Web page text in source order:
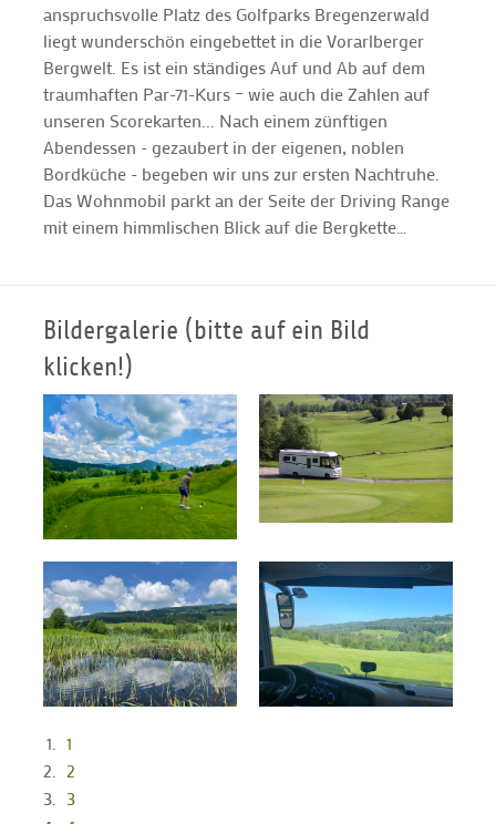
anspruchsvolle Platz des Golfparks Bregenzerwald
liegt wunderschön eingebettet in die Vorarlberger
Bergwelt. Es ist ein ständiges Auf und Ab auf dem
traumhaften Par-71-Kurs – wie auch die Zahlen auf
unseren Scorekarten... Nach einem zünftigen
Abendessen - gezaubert in der eigenen, noblen
Bordküche - begeben wir uns zur ersten Nachtruhe.
Das Wohnmobil parkt an der Seite der Driving Range
mit einem himmlischen Blick auf die Bergkette…
Bildergalerie (bitte auf ein Bild
klicken!)
1
2
3